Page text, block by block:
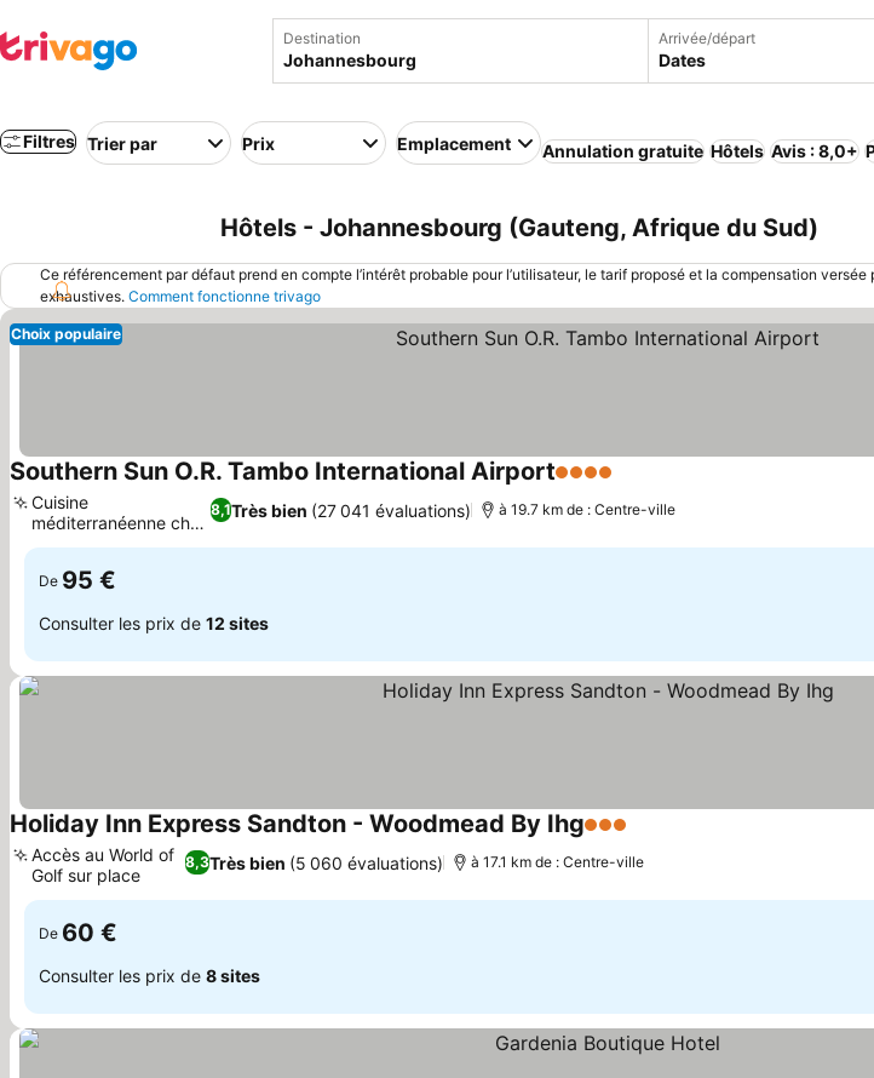
Destination Arrivée/départ
Dates
Filtres Trier par Prix Emplacement Annulation gratuite Hôtels Avis : 8,0+
Hôtels - Johannesbourg (Gauteng, Afrique du Sud)
Ce référencement par défaut prend en compte l’intérêt probable pour l’utilisateur, le tarif proposé et la compensation
exhaustives. Comment fonctionne trivago
Choix populaire
Southern Sun O.R. Tambo International Airport4 Étoiles
8,1Très bien (27 041 évaluations)
Cuisine
méditerranéenne chez
Bernoulli
à 19.7 km de : Centre-ville
De 95 €
Consulter les prix de 12 sites
Holiday Inn Express Sandton - Woodmead By Ihg3 Étoiles
8,3Très bien (5 060 évaluations)
Accès au World of
Golf sur place
à 17.1 km de : Centre-ville
De 60 €
Consulter les prix de 8 sites